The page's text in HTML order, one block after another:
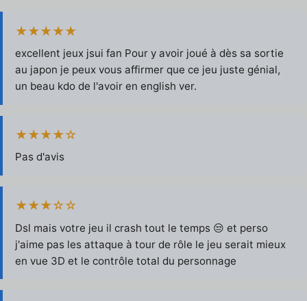
★★★★★
excellent jeux jsui fan Pour y avoir joué à dès sa sortie
au japon je peux vous affirmer que ce jeu juste génial,
un beau kdo de l'avoir en english ver.
★★★★☆
Pas d'avis
★★★☆☆
Dsl mais votre jeu il crash tout le temps 😒 et perso
j'aime pas les attaque à tour de rôle le jeu serait mieux
en vue 3D et le contrôle total du personnage